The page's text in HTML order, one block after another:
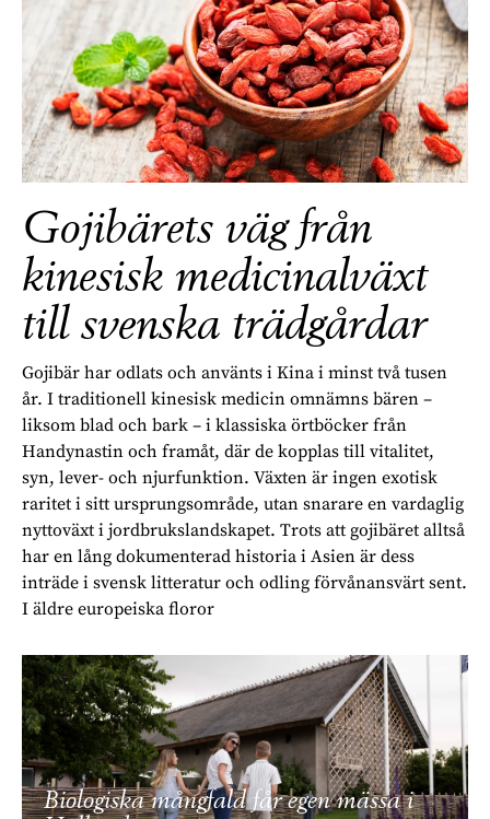
Gojibärets väg från
kinesisk medicinalväxt
till svenska trädgårdar
Gojibär har odlats och använts i Kina i minst två tusen
år. I traditionell kinesisk medicin omnämns bären –
liksom blad och bark – i klassiska örtböcker från
Handynastin och framåt, där de kopplas till vitalitet,
syn, lever- och njurfunktion. Växten är ingen exotisk
raritet i sitt ursprungsområde, utan snarare en vardaglig
nyttoväxt i jordbrukslandskapet. Trots att gojibäret alltså
har en lång dokumenterad historia i Asien är dess
inträde i svensk litteratur och odling förvånansvärt sent.
I äldre europeiska floror
Biologiska mångfald får egen mässa i